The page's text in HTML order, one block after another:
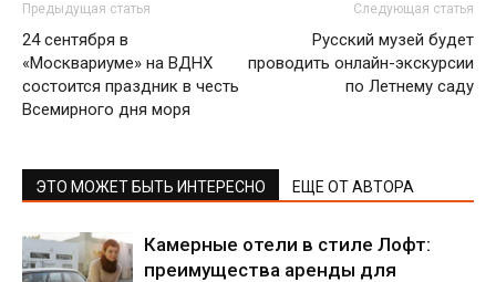
Предыдущая статья
24 сентября в
«Москвариуме» на ВДНХ
состоится праздник в честь
Всемирного дня моря
Следующая статья
Русский музей будет
проводить онлайн-экскурсии
по Летнему саду
ЭТО МОЖЕТ БЫТЬ ИНТЕРЕСНО ЕЩЕ ОТ АВТОРА
Камерные отели в стиле Лофт:
преимущества аренды для